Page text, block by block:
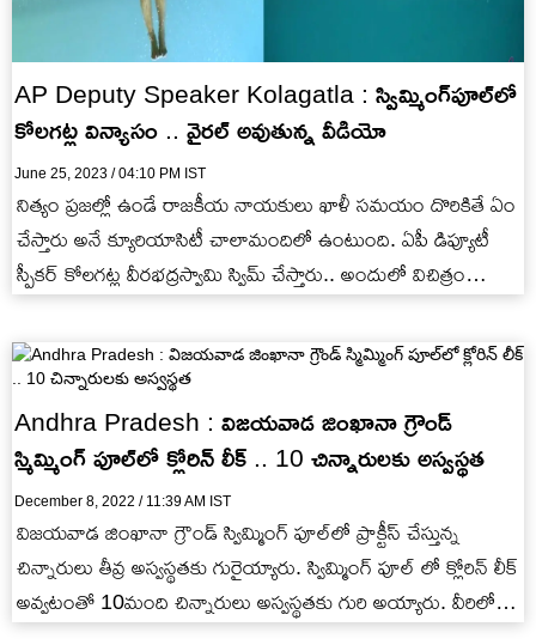
AP Deputy Speaker Kolagatla : స్విమ్మింగ్‌పూల్‌లో
కోలగట్ల విన్యాసం .. వైరల్ అవుతున్న వీడియో
June 25, 2023 / 04:10 PM IST
నిత్యం ప్రజల్లో ఉండే రాజకీయ నాయకులు ఖాళీ సమయం దొరికితే ఏం
చేస్తారు అనే క్యూరియాసిటీ చాలామందిలో ఉంటుంది. ఏపీ డిప్యూటీ
స్పీకర్ కోలగట్ల వీరభద్రస్వామి స్విమ్ చేస్తారు.. అందులో విచిత్రం
Andhra Pradesh : విజయవాడ జింఖానా గ్రౌండ్
స్మిమ్మింగ్ పూల్‎లో క్లోరిన్ లీక్ .. 10 చిన్నారులకు అస్వస్థత
December 8, 2022 / 11:39 AM IST
విజయవాడ జింఖానా గ్రౌండ్ స్విమ్మింగ్ పూల్‎లో ప్రాక్టీస్ చేస్తున్న
చిన్నారులు తీవ్ర అస్వస్థతకు గురైయ్యారు. స్విమ్మింగ్ పూల్ లో క్లోరిన్ లీక్
అవ్వటంతో 10మంది చిన్నారులు అస్వస్థతకు గురి అయ్యారు. వీరిలో